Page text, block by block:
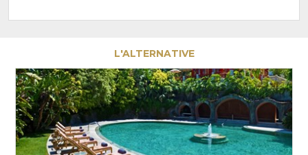
L'ALTERNATIVE